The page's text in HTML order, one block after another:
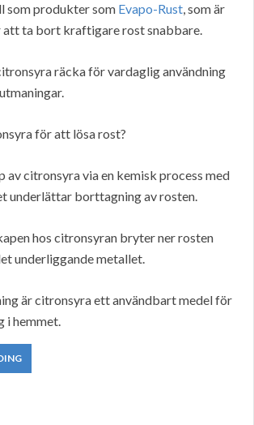
som produkter som Evapo-Rust, som är
ta bort kraftigare rost snabbare.
räcka för vardaglig användning
för att lösa rost?
av citronsyra via en kemisk process med
underlättar borttagning av rosten.
hos citronsyran bryter ner rosten
underliggande metallet.
är citronsyra ett användbart medel för
i hemmet.